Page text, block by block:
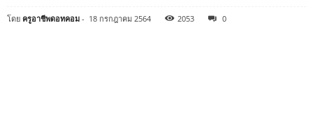
โดย ครูอาชีพดอทคอม - 18 กรกฎาคม 2564 2053 0